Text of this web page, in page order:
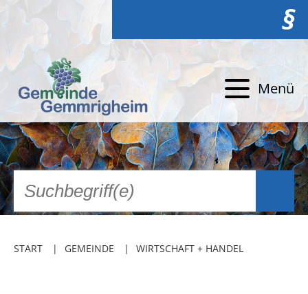
§
Menü
START GEMEINDE WIRTSCHAFT + HANDEL